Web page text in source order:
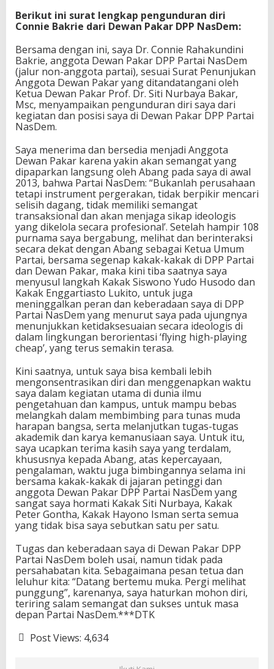
Berikut ini surat lengkap pengunduran diri
Connie Bakrie dari Dewan Pakar DPP NasDem:
Bersama dengan ini, saya Dr. Connie Rahakundini
Bakrie, anggota Dewan Pakar DPP Partai NasDem
(jalur non-anggota partai), sesuai Surat Penunjukan
Anggota Dewan Pakar yang ditandatangani oleh
Ketua Dewan Pakar Prof. Dr. Siti Nurbaya Bakar,
Msc, menyampaikan pengunduran diri saya dari
kegiatan dan posisi saya di Dewan Pakar DPP Partai
NasDem.
Saya menerima dan bersedia menjadi Anggota
Dewan Pakar karena yakin akan semangat yang
dipaparkan langsung oleh Abang pada saya di awal
2013, bahwa Partai NasDem: “Bukanlah perusahaan
tetapi instrument pergerakan, tidak berpikir mencari
selisih dagang, tidak memiliki semangat
transaksional dan akan menjaga sikap ideologis
yang dikelola secara profesional’. Setelah hampir 108
purnama saya bergabung, melihat dan berinteraksi
secara dekat dengan Abang sebagai Ketua Umum
Partai, bersama segenap kakak-kakak di DPP Partai
dan Dewan Pakar, maka kini tiba saatnya saya
menyusul langkah Kakak Siswono Yudo Husodo dan
Kakak Enggartiasto Lukito, untuk juga
meninggalkan peran dan keberadaan saya di DPP
Partai NasDem yang menurut saya pada ujungnya
menunjukkan ketidaksesuaian secara ideologis di
dalam lingkungan berorientasi ‘flying high-playing
cheap’, yang terus semakin terasa.
Kini saatnya, untuk saya bisa kembali lebih
mengonsentrasikan diri dan menggenapkan waktu
saya dalam kegiatan utama di dunia ilmu
pengetahuan dan kampus, untuk mampu bebas
melangkah dalam membimbing para tunas muda
harapan bangsa, serta melanjutkan tugas-tugas
akademik dan karya kemanusiaan saya. Untuk itu,
saya ucapkan terima kasih saya yang terdalam,
khususnya kepada Abang, atas kepercayaan,
pengalaman, waktu juga bimbingannya selama ini
bersama kakak-kakak di jajaran petinggi dan
anggota Dewan Pakar DPP Partai NasDem yang
sangat saya hormati Kakak Siti Nurbaya, Kakak
Peter Gontha, Kakak Hayono Isman serta semua
yang tidak bisa saya sebutkan satu per satu.
Tugas dan keberadaan saya di Dewan Pakar DPP
Partai NasDem boleh usai, namun tidak pada
persahabatan kita. Sebagaimana pesan tetua dan
leluhur kita: “Datang bertemu muka. Pergi melihat
punggung”, karenanya, saya haturkan mohon diri,
teriring salam semangat dan sukses untuk masa
depan Partai NasDem.***DTK
Post Views: 4,634